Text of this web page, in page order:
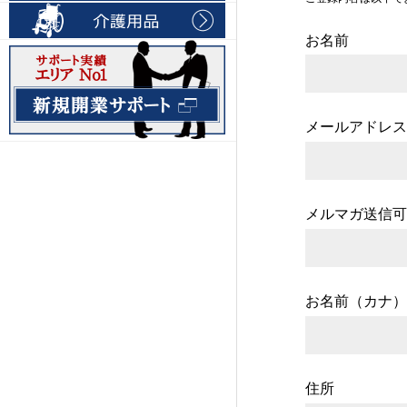
お名前
メールアドレス
メルマガ送信
お名前（カナ）
住所